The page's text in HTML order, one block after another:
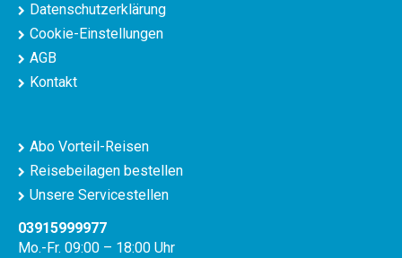
Datenschutzerklärung
Cookie-Einstellungen
AGB
Kontakt
Abo Vorteil-Reisen
Reisebeilagen bestellen
Unsere Servicestellen
03915999977
Mo.-Fr. 09:00 – 18:00 Uhr